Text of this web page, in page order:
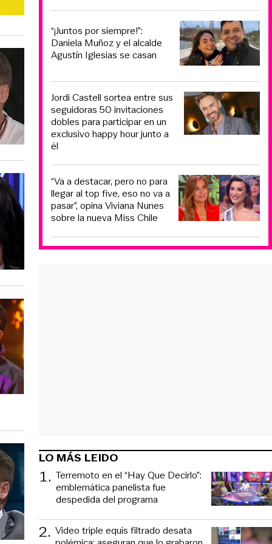
“¡Juntos por siempre!”:
Daniela Muñoz y el alcalde
Agustín Iglesias se casan
Jordi Castell sortea entre sus
seguidoras 50 invitaciones
dobles para participar en un
exclusivo happy hour junto a
él
“Va a destacar, pero no para
llegar al top five, eso no va a
pasar”, opina Viviana Nunes
sobre la nueva Miss Chile
LO MÁS LEIDO
1. Terremoto en el “Hay Que Decirlo”:
emblemática panelista fue
despedida del programa
2. Video triple equis filtrado desata